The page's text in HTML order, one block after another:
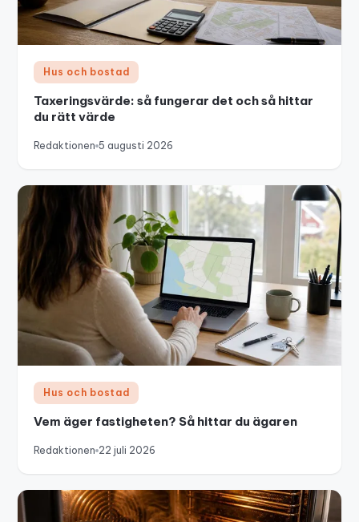
Hus och bostad
Taxeringsvärde: så fungerar det och så hittar
du rätt värde
Redaktionen 5 augusti 2026
Hus och bostad
Vem äger fastigheten? Så hittar du ägaren
Redaktionen 22 juli 2026